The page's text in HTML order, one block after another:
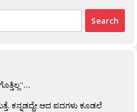
ಕನ್ನಡದ್ದೇ ಆದ ಪದಗಳು ಕೂಡಲೆ